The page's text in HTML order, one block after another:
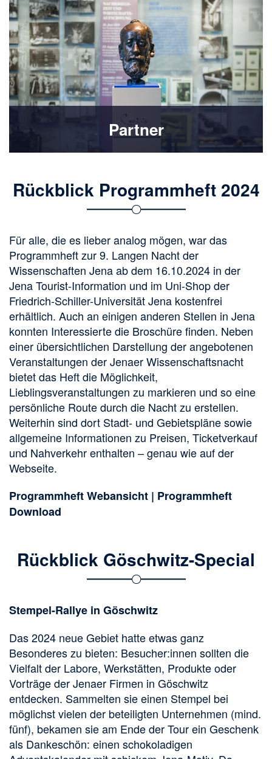
Partner
Rückblick Programmheft 2024
Für alle, die es lieber analog mögen, war das
Programmheft zur 9. Langen Nacht der
Wissenschaften Jena ab dem 16.10.2024 in der
Jena Tourist-Information und im Uni-Shop der
Friedrich-Schiller-Universität Jena kostenfrei
erhältlich. Auch an einigen anderen Stellen in Jena
konnten Interessierte die Broschüre finden. Neben
einer übersichtlichen Darstellung der angebotenen
Veranstaltungen der Jenaer Wissenschaftsnacht
bietet das Heft die Möglichkeit,
Lieblingsveranstaltungen zu markieren und so eine
persönliche Route durch die Nacht zu erstellen.
Weiterhin sind dort Stadt- und Gebietspläne sowie
allgemeine Informationen zu Preisen, Ticketverkauf
und Nahverkehr enthalten – genau wie auf der
Webseite.
Programmheft Webansicht | Programmheft
Download
Rückblick Göschwitz-Special
Stempel-Rallye in Göschwitz
Das 2024 neue Gebiet hatte etwas ganz
Besonderes zu bieten: Besucher:innen sollten die
Vielfalt der Labore, Werkstätten, Produkte oder
Vorträge der Jenaer Firmen in Göschwitz
entdecken. Sammelten sie einen Stempel bei
möglichst vielen der beteiligten Unternehmen (mind.
fünf), bekamen sie am Ende der Tour ein Geschenk
als Dankeschön: einen schokoladigen